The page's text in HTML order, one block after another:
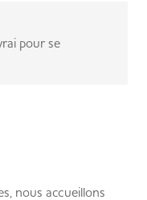
pour se
nous accueillons